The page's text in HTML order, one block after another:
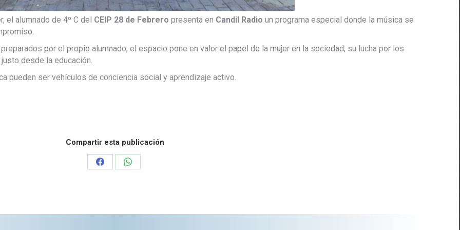
el alumnado de 4º C del CEIP 28 de Febrero presenta en Candil Radio un programa especial donde la música se
por el propio alumnado, el espacio pone en valor el papel de la mujer en la sociedad, su lucha por los
desde la educación.
pueden ser vehículos de conciencia social y aprendizaje activo.
Compartir esta publicación
Share
Share